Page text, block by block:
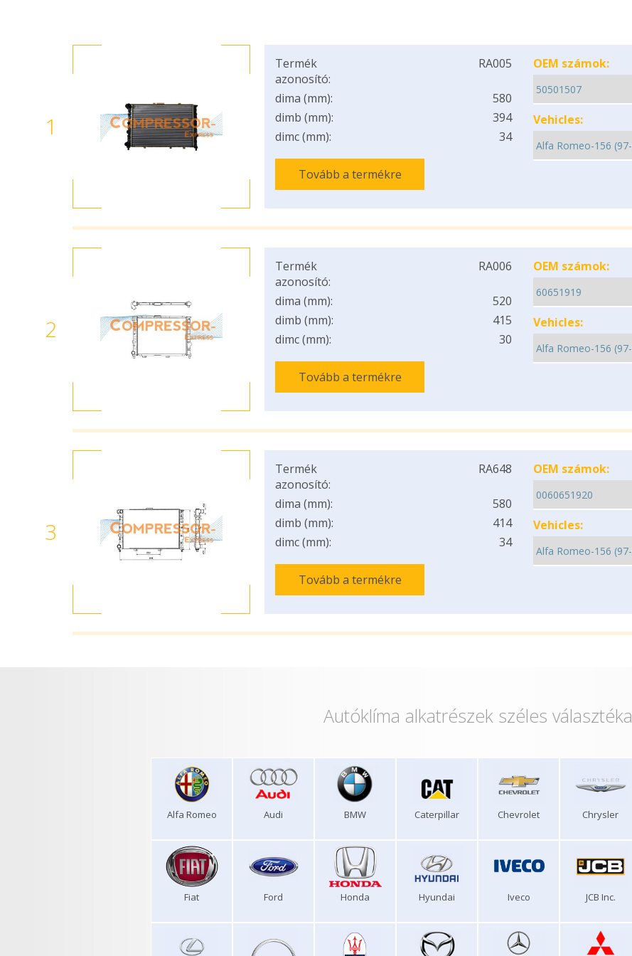
1
Termék
azonosító:
RA005
dima (mm):
580
dimb (mm):
394
dimc (mm):
34
Tovább a termékre
OEM számok:
Vehicles:
2
Termék
azonosító:
RA006
dima (mm):
520
dimb (mm):
415
dimc (mm):
30
Tovább a termékre
OEM számok:
Vehicles:
3
Termék
azonosító:
RA648
dima (mm):
580
dimb (mm):
414
dimc (mm):
34
Tovább a termékre
OEM számok:
Vehicles:
Autóklíma alkatrészek széles választéka
Alfa Romeo Audi BMW Caterpillar Chevrolet Chrysler
Fiat Ford Honda Hyundai Iveco JCB Inc.